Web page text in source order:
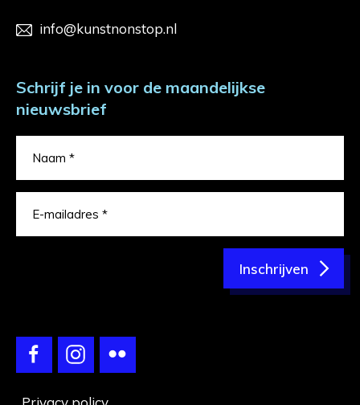
info@kunstnonstop.nl
Schrijf je in voor de maandelijkse
nieuwsbrief
Inschrijven